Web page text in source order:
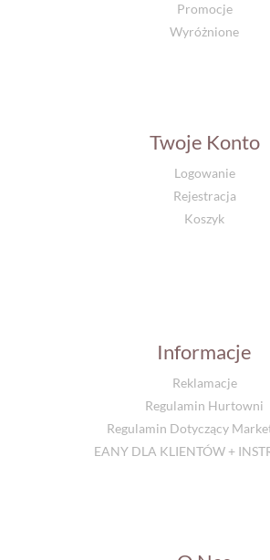
Promocje
Wyróżnione
Twoje Konto
Logowanie
Rejestracja
Koszyk
Informacje
Reklamacje
Regulamin Hurtowni
Regulamin Dotyczący
EANY DLA KLIENTÓW +